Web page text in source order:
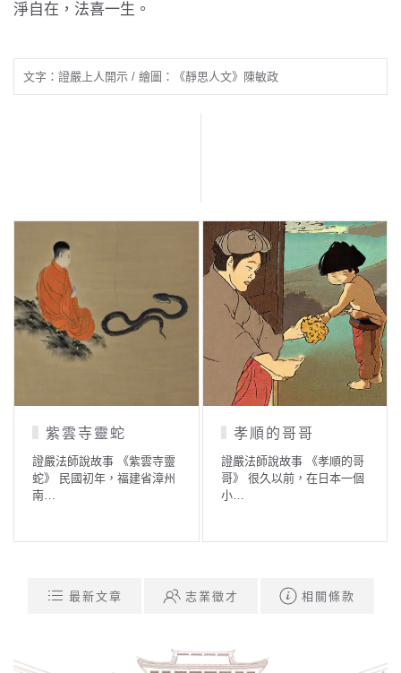
淨自在，法喜一生。
文字：證嚴上人開示 / 繪圖：《靜思人文》陳敏政
紫雲寺靈蛇
證嚴法師說故事 《紫雲寺靈
蛇》 民國初年，福建省漳州
南…
孝順的哥哥
證嚴法師說故事 《孝順的哥
哥》 很久以前，在日本一個
小…
最新文章 志業徵才 相關條款